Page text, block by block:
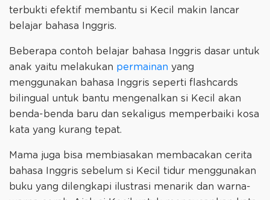
terbukti efektif membantu si Kecil makin lancar
belajar bahasa Inggris.
Beberapa contoh belajar bahasa Inggris dasar untuk
anak yaitu melakukan permainan yang
menggunakan bahasa Inggris seperti flashcards
bilingual untuk bantu mengenalkan si Kecil akan
benda-benda baru dan sekaligus memperbaiki kosa
kata yang kurang tepat.
Mama juga bisa membiasakan membacakan cerita
bahasa Inggris sebelum si Kecil tidur menggunakan
buku yang dilengkapi ilustrasi menarik dan warna-